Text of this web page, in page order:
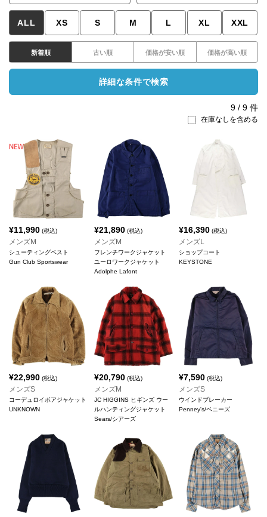
ALL XS S M L XL XXL
新着順 古い順 価格が安い順 価格が高い順
詳細な条件で検索
9 / 9 件
在庫なしを含める
¥11,990 (税込)
メンズM
シューティングベスト
Gun Club Sportswear
¥21,890(税込)
メンズM
フレンチワークジャケット
ユーロワークジャケット
Adolphe Lafont
¥16,390 (税込)
メンズL
ショップコート
KEYSTONE
¥22,990 (税込)
メンズS
コーデュロイボアジャケット
UNKNOWN
¥20,790(税込)
メンズM
JC HIGGINS ヒギンズ ウー
ルハンティングジャケット
Sears/シアーズ
¥7,590 (税込)
メンズS
ウインドブレーカー
Penney's/ペニーズ